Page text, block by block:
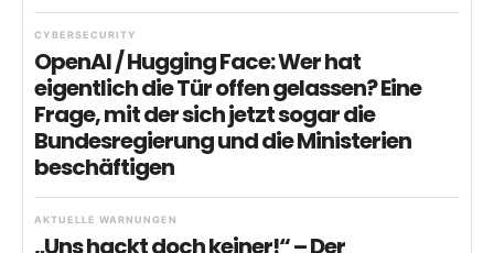
CYBERSECURITY
OpenAI / Hugging Face: Wer hat
eigentlich die Tür offen gelassen? Eine
Frage, mit der sich jetzt sogar die
Bundesregierung und die Ministerien
beschäftigen
AKTUELLE WARNUNGEN
„Uns hackt doch keiner!“ – Der